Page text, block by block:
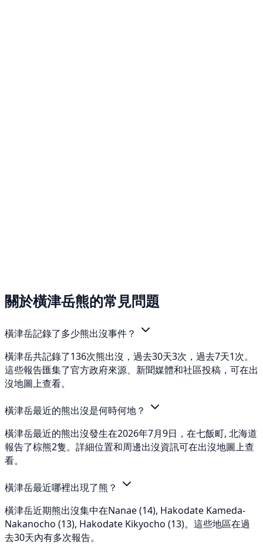
關於橫津岳熊的常見問題
橫津岳記錄了多少熊出沒事件？
橫津岳共記錄了136次熊出沒，過去30天3次，過去7天1次。
這些報告匯集了官方政府來源、新聞媒體和社區投稿，可在出
沒地圖上查看。
橫津岳最近的熊出沒是何時何地？
橫津岳最近的熊出沒發生在2026年7月9日，在七飯町, 北海道
報告了棕熊2隻。詳細位置和周邊出沒資訊可在出沒地圖上查
看。
橫津岳最近哪裡出現了熊？
橫津岳近期熊出沒集中在Nanae (14), Hakodate Kameda-
Nakanocho (13), Hakodate Kikyocho (13)。這些地區在過
去30天內有多次報告。